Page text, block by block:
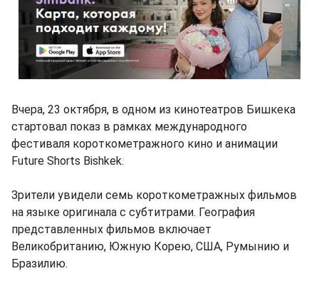
Вчера, 23 октября, в одном из кинотеатров Бишкека
стартовал показ в рамках международного
фестиваля короткометражного кино и анимации
Future Shorts Bishkek.
Зрители увидели семь короткометражных фильмов
на языке оригинала с субтитрами. География
представленных фильмов включает
Великобританию, Южную Корею, США, Румынию и
Бразилию.